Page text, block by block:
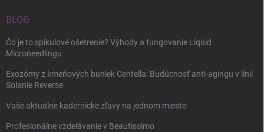
BLOG
Čo je to spikulové ošetrenie? Výhody a fungovanie Liquid
Microneedlingu
Exozómy z kmeňových buniek Centella: Budúcnosť anti-agingu v línii
Solanie Reverse
Vaše aktuálne kadernícke zľavy na jednom mieste
Profesionálne vzdelávanie v Beautissimo